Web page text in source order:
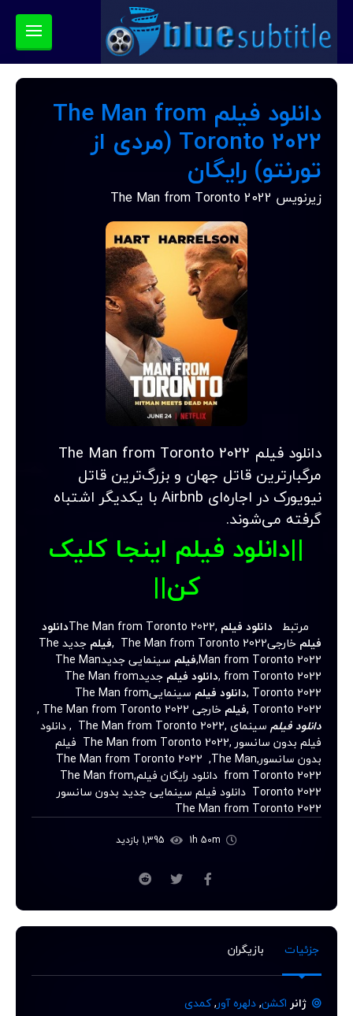
دانلود فیلم The Man from
Toronto 2022 (مردی از
تورنتو) رایگان
زیرنویس The Man from Toronto 2022
دانلود فیلم The Man from Toronto 2022
مرگبارترین قاتل جهان و بزرگ‌ترین قاتل
نیویورک در اجاره‌ای Airbnb با یکدیگر اشتباه
گرفته می‌شوند.
||دانلود فیلم اینجا کلیک
کن||
مرتبط دانلود فیلم ,The Man from Toronto 2022
دانلود
فیلم خارجیThe Man from Toronto 2022 , فیلم
جدید The
Man from Toronto 2022,فیلم
سینمایی جدیدThe Man
from Toronto 2022 , دانلود فیلم
جدیدThe Man from
Toronto 2022 , دانلود فیلم
سینماییThe Man from
Toronto 2022 , فیلم خارجی The Man from Toronto 2022 ,
دانلود فیلم
سینمای ,The Man from Toronto 2022 , دانلود
فیلم بدون سانسور ,The Man from Toronto 2022 فیلم
بدون سانسور,The Man from Toronto 2022 ,The Man
from Toronto 2022 دانلود رایگان فیلم,The Man from
Toronto 2022 دانلود فیلم سینمایی جدید بدون سانسور
The Man from Toronto 2022
جزئیات بازیگران
ژانر اکشن,دلهره آور,کمدی